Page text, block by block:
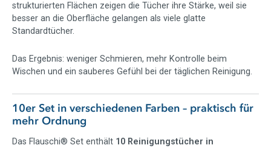
Flauschtuch
Größe je Tuch: ca. 35 x 35 cm
Farbe: Bunt
Mit Ultra-Fresh Ausrüstung
OEKO-TEX® STANDARD 100, Produktklasse I, Zertifikat
Warum hochwertige Mikrofasertücher im
strukturierten Flächen zeigen die Tücher ihre Stärke, weil sie
besser an die Oberfläche gelangen als viele glatte
Standardtücher.
Das Ergebnis: weniger Schmieren, mehr Kontrolle beim
Wischen und ein sauberes Gefühl bei der täglichen Reinigung.
10er Set in verschiedenen Farben – praktisch für
mehr Ordnung
Das Flauschi® Set enthält 10 Reinigungstücher in